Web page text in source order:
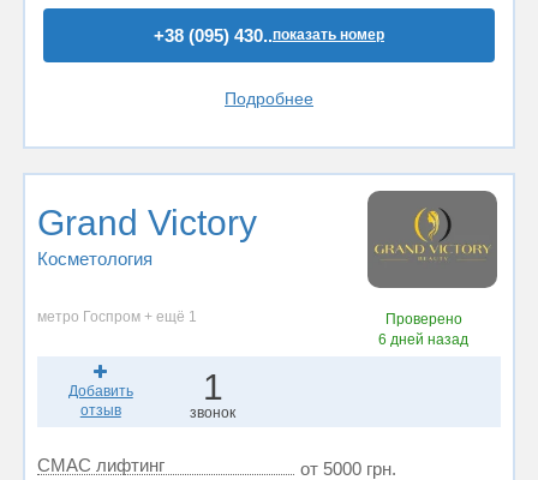
+38 (095) 430..показать номер
Подробнее
Grand Victory
Косметология
метро Госпром + ещё 1
Проверено
6 дней назад
Добавить
отзыв
1
звонок
СМАС лифтинг от 5000 грн.